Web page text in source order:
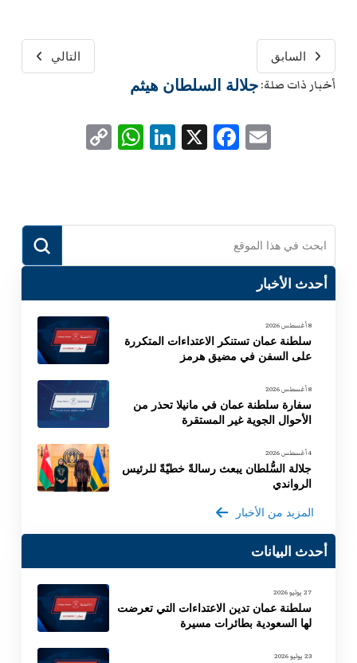
السابق التالي
أخبار ذات صلة:جلالة السلطان هيثم
Email
Facebook
X
LinkedIn
WhatsApp
Copy
Search
أحدث الأخبار
8 أغسطس 2026
سلطنة عمان تستنكر الاعتداءات المتكررة
على السفن في مضيق هرمز
8 أغسطس 2026
سفارة سلطنة عمان في مانيلا تحذر من
الأحوال الجوية غير المستقرة
4 أغسطس 2026
جلالة السُّلطان يبعث رسالةً خطيّةً للرئيس
الرواندي
المزيد من الأخبار
أحدث البيانات
27 يوليو 2026
سلطنة عمان تدين الاعتداءات التي تعرضت
لها السعودية بطائرات مسيرة
23 يوليو 2026